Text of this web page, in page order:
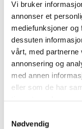
Vi bruker
annonser et
mediefunksjoner
dessuten
vårt, med partnerne
annonsering og
med annen
eller som de har
Nødvendig
rommene, er
Dro under
Da pandemien
Romania,
han med å få nok
frem Bjørg igjen.